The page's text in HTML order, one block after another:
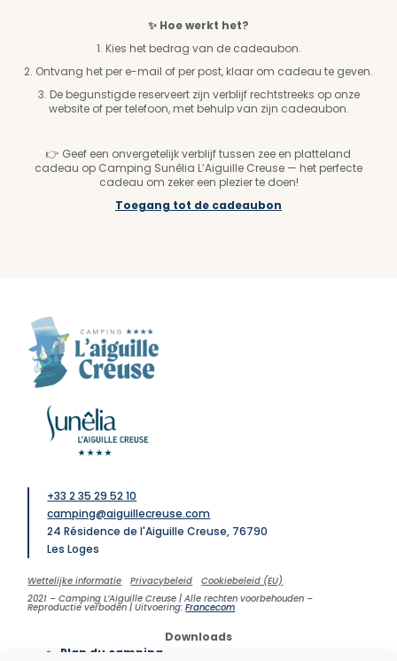
✨ Hoe werkt het?
1. Kies het bedrag van de cadeaubon.
2. Ontvang het per e-mail of per post, klaar om cadeau te geven.
3. De begunstigde reserveert zijn verblijf rechtstreeks op onze
website of per telefoon, met behulp van zijn cadeaubon.
👉 Geef een onvergetelijk verblijf tussen zee en platteland
cadeau op Camping Sunêlia L’Aiguille Creuse — het perfecte
cadeau om zeker een plezier te doen!
Toegang tot de cadeaubon
+33 2 35 29 52 10
camping@aiguillecreuse.com
24 Résidence de l'Aiguille Creuse, 76790
Les Loges
Downloads
Plan du camping
Wettelijke informatie Privacybeleid
Cookiebeleid (EU)
2021 – Camping L’Aiguille Creuse | Alle rechten voorbehouden –
Reproductie verboden | Uitvoering:Francecom